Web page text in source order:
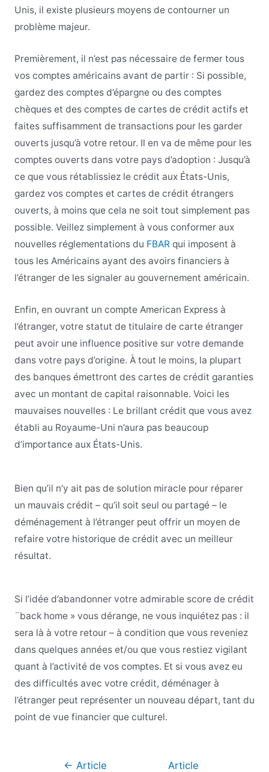
Unis, il existe plusieurs moyens de contourner un
problème majeur.
Premièrement, il n’est pas nécessaire de fermer tous
vos comptes américains avant de partir : Si possible,
gardez des comptes d’épargne ou des comptes
chèques et des comptes de cartes de crédit actifs et
faites suffisamment de transactions pour les garder
ouverts jusqu’à votre retour. Il en va de même pour les
comptes ouverts dans votre pays d’adoption : Jusqu’à
ce que vous rétablissiez le crédit aux États-Unis,
gardez vos comptes et cartes de crédit étrangers
ouverts, à moins que cela ne soit tout simplement pas
possible. Veillez simplement à vous conformer aux
nouvelles réglementations du FBARqui imposent à
tous les Américains ayant des avoirs financiers à
l’étranger de les signaler au gouvernement américain.
Enfin, en ouvrant un compte American Express à
l’étranger, votre statut de titulaire de carte étranger
peut avoir une influence positive sur votre demande
dans votre pays d’origine. À tout le moins, la plupart
des banques émettront des cartes de crédit garanties
avec un montant de capital raisonnable. Voici les
mauvaises nouvelles : Le brillant crédit que vous avez
établi au Royaume-Uni n’aura pas beaucoup
d’importance aux États-Unis.
Bien qu’il n’y ait pas de solution miracle pour réparer
un mauvais crédit – qu’il soit seul ou partagé – le
déménagement à l’étranger peut offrir un moyen de
refaire votre historique de crédit avec un meilleur
résultat.
Si l’idée d’abandonner votre admirable score de crédit
¨back home » vous dérange, ne vous inquiétez pas : il
sera là à votre retour – à condition que vous reveniez
dans quelques années et/ou que vous restiez vigilant
quant à l’activité de vos comptes. Et si vous avez eu
des difficultés avec votre crédit, déménager à
l’étranger peut représenter un nouveau départ, tant du
point de vue financier que culturel.
Navigation
← Article
Article